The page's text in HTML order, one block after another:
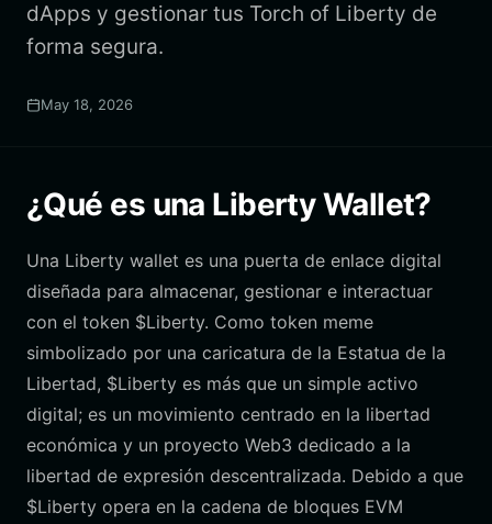
dApps y gestionar tus Torch of Liberty de
forma segura.
May 18, 2026
¿Qué es una Liberty Wallet?
Una Liberty wallet es una puerta de enlace digital
diseñada para almacenar, gestionar e interactuar
con el token $Liberty. Como token meme
simbolizado por una caricatura de la Estatua de la
Libertad, $Liberty es más que un simple activo
digital; es un movimiento centrado en la libertad
económica y un proyecto Web3 dedicado a la
libertad de expresión descentralizada. Debido a que
$Liberty opera en la cadena de bloques EVM